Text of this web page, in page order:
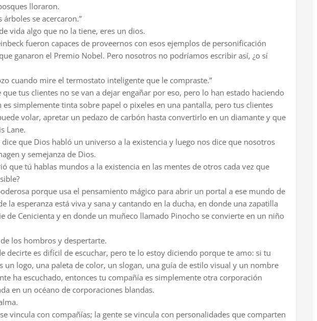
lloraron.
se acercaron.”
vida algo que no la tiene, eres un dios.
fueron capaces de proveernos con esos ejemplos de personificación
ganaron el Premio Nobel. Pero nosotros no podríamos escribir así, ¿o sí
cuando mire el termostato inteligente que le compraste.”
tus clientes no se van a dejar engañar por eso, pero lo han estado haciendo
es simplemente tinta sobre papel o pixeles en una pantalla, pero tus clientes
volar, apretar un pedazo de carbón hasta convertirlo en un diamante y que
Lane.
dice que Dios habló un universo a la existencia y luego nos dice que nosotros
y semejanza de Dios.
que tú hablas mundos a la existencia en las mentes de otros cada vez que
porque usa el pensamiento mágico para abrir un portal a ese mundo de
la esperanza está viva y sana y cantando en la ducha, en donde una zapatilla
de Cenicienta y en donde un muñeco llamado Pinocho se convierte en un niño
los hombros y despertarte.
decirte es difícil de escuchar, pero te lo estoy diciendo porque te amo: si tu
un logo, una paleta de color, un slogan, una guía de estilo visual y un nombre
ha escuchado, entonces tu compañía es simplemente otra corporación
en un océano de corporaciones blandas.
vincula con compañías; la gente se vincula con personalidades que comparten